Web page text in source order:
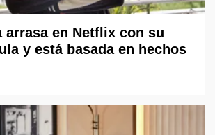
arrasa en Netflix con su
y está basada en hechos